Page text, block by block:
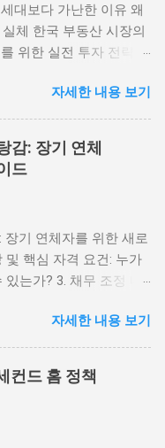
대보다 가난한 이유 왜
체 한국 부동산 시장의
위한 실전 투자 전략
유 전 KBS 기자 박종훈
지적했습니다. 2030세
모 세대보다 가난한 세
. 청년층 부채 현황 한
년 1분기 기준 청년
정책 지난 20~30년간
앙은행이 돈을 풀어왔
을 통해 신용도가 높은
과 빈곤층의 자산 격차가
대의 부 약탈 "30년짜리
뒤 미래 세대한테 돈을
자세한 내용 보기
감: 장기 연체
드
장기 연체자를 위한 새로
및 핵심 자격 요건: 누가
는가? 3. 채무 조정 내
재원 조달 및 미확정 세
크' 프로그램의 의미와
1. 프로그램 개요: 장기
발점 수년간 경제적 어
자세한 내용 보기
컨드 홈 정책